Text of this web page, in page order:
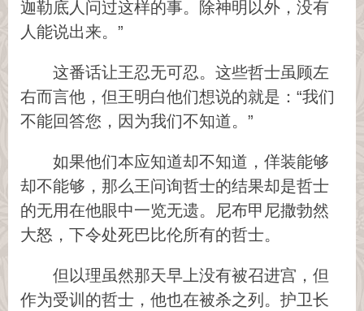
迦勒底人问过这样的事。除神明以外，没有
人能说出来。”
这番话让王忍无可忍。这些哲士虽顾左
右而言他，但王明白他们想说的就是：“我们
不能回答您，因为我们不知道。”
如果他们本应知道却不知道，佯装能够
却不能够，那么王问询哲士的结果却是哲士
的无用在他眼中一览无遗。尼布甲尼撒勃然
大怒，下令处死巴比伦所有的哲士。
但以理虽然那天早上没有被召进宫，但
作为受训的哲士，他也在被杀之列。护卫长